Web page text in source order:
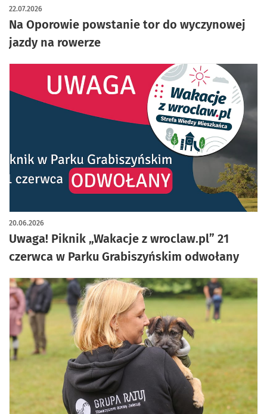
Na Oporowie powstanie tor do wyczynowej
jazdy na rowerze
22.07.2026
Uwaga! Piknik „Wakacje z wroclaw.pl” 21
czerwca w Parku Grabiszyńskim odwołany
20.06.2026